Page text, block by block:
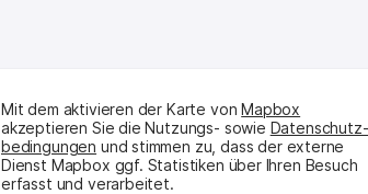
Mit dem aktivieren der Karte vonMapbox
akzeptieren Sie die Nutzungs- sowie Daten­schutz­
bedingungen und stimmen zu, dass der externe
Dienst Mapbox ggf. Statistiken über Ihren Besuch
erfasst und verarbeitet.